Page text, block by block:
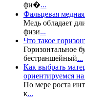
фи�...
Фальцевая
Медь обладает
физи...
Что такое
Горизонтальное
бестраншейный...
Как выбрать
ориентируемся
По мере роста
к...